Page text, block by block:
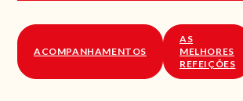
ACOMPANHAMENTOS
AS
MELHORES
REFEIÇÕES